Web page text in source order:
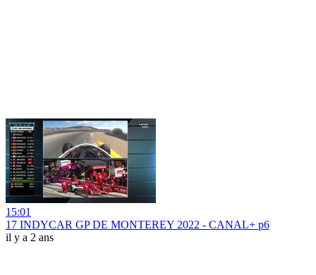
15:01
17 INDYCAR GP DE MONTEREY 2022 - CANAL+ p6
il y a 2 ans